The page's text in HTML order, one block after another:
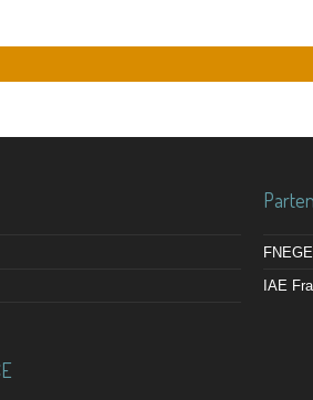
FNEGE
IAE